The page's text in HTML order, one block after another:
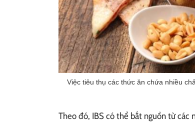
Việc tiêu thụ các thức ăn chứa nhiều
Theo đó, IBS có thể bắt nguồn từ các